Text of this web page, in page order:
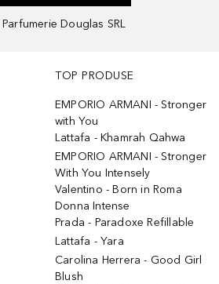
Parfumerie Douglas SRL
TOP PRODUSE
EMPORIO ARMANI - Stronger
with You
Lattafa - Khamrah Qahwa
EMPORIO ARMANI - Stronger
With You Intensely
Valentino - Born in Roma
Donna Intense
Prada - Paradoxe Refillable
Lattafa - Yara
Carolina Herrera - Good Girl
Blush